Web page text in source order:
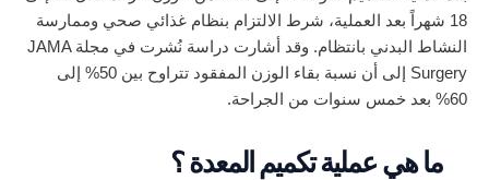
18 شهراً بعد العملية، شرط الالتزام بنظام غذائي صحي وممارسة
النشاط البدني بانتظام. وقد أشارت دراسة نُشرت في مجلة JAMA
Surgery إلى أن نسبة بقاء الوزن المفقود تتراوح بين 50% إلى
60% بعد خمس سنوات من الجراحة.
ما هي عملية تكميم المعدة ؟